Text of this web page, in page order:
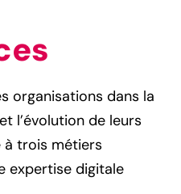
organisations dans la
l’évolution de leurs
à trois métiers
expertise digitale